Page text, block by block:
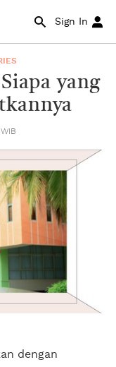
Sign In
yang
dengan